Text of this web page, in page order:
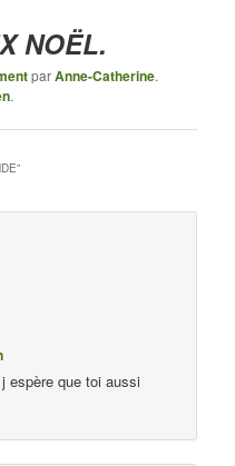
NOËL.
parAnne-Catherine.
.
”
espère que toi aussi